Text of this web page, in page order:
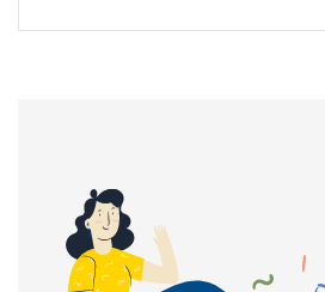
05 липня 2026
And News
28 червня 2026